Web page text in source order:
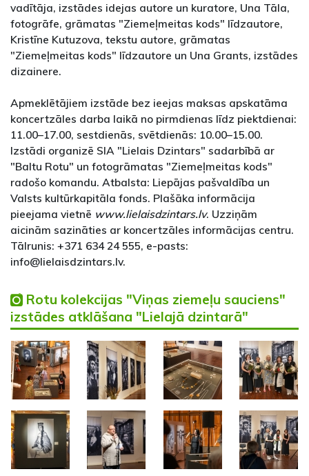
vadītāja, izstādes idejas autore un kuratore, Una Tāla,
fotogrāfe, grāmatas "Ziemeļmeitas kods" līdzautore,
Kristīne Kutuzova, tekstu autore, grāmatas
"Ziemeļmeitas kods" līdzautore un Una Grants, izstādes
dizainere.
Apmeklētājiem izstāde bez ieejas maksas apskatāma
koncertzāles darba laikā no pirmdienas līdz piektdienai:
11.00–17.00, sestdienās, svētdienās: 10.00–15.00.
Izstādi organizē SIA "Lielais Dzintars" sadarbībā ar
"Baltu Rotu" un fotogrāmatas "Ziemeļmeitas kods"
radošo komandu. Atbalsta: Liepājas pašvaldība un
Valsts kultūrkapitāla fonds. Plašāka informācija
pieejama vietnē www.lielaisdzintars.lv. Uzziņām
aicinām sazināties ar koncertzāles informācijas centru.
Tālrunis: +371 634 24 555, e-pasts:
info@lielaisdzintars.lv.
Rotu kolekcijas "Viņas ziemeļu sauciens"
izstādes atklāšana "Lielajā dzintarā"